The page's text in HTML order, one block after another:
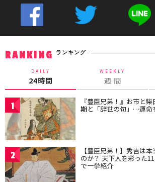
RANKING ランキング
DAILY
24時間
WEEKLY
週 間
1 『豊臣兄弟！』お市と
期と「辞世の句」…運命
2 【豊臣兄弟！】秀吉は
のか？ 天下人を彩った
で一挙紹介